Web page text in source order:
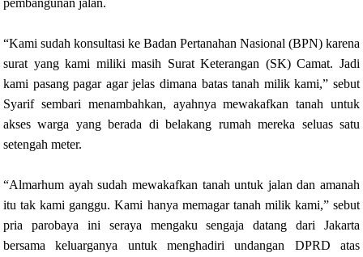
“Kami sudah konsultasi ke Badan Pertanahan Nasional (BPN) karena
surat yang kami miliki masih Surat Keterangan (SK) Camat. Jadi
kami pasang pagar agar jelas dimana batas tanah milik kami,” sebut
Syarif sembari menambahkan, ayahnya mewakafkan tanah untuk
akses warga yang berada di belakang rumah mereka seluas satu
setengah meter.
“Almarhum ayah sudah mewakafkan tanah untuk jalan dan amanah
itu tak kami ganggu. Kami hanya memagar tanah milik kami,” sebut
pria parobaya ini seraya mengaku sengaja datang dari Jakarta
bersama keluarganya untuk menghadiri undangan DPRD atas